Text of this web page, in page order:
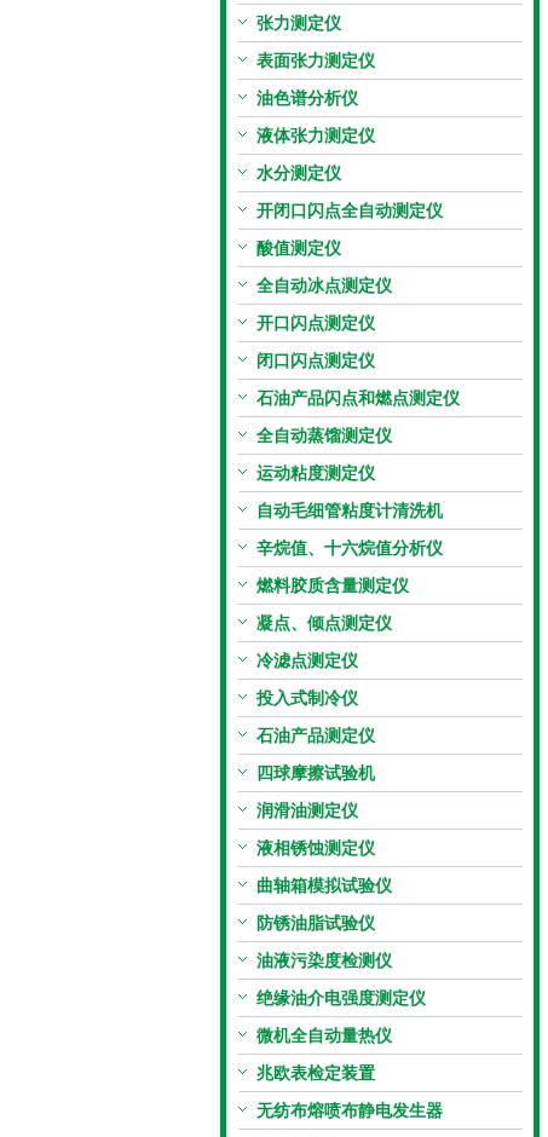
张力测定仪
表面张力测定仪
油色谱分析仪
液体张力测定仪
水分测定仪
开闭口闪点全自动测定仪
酸值测定仪
全自动冰点测定仪
开口闪点测定仪
闭口闪点测定仪
石油产品闪点和燃点测定仪
全自动蒸馏测定仪
运动粘度测定仪
自动毛细管粘度计清洗机
辛烷值、十六烷值分析仪
燃料胶质含量测定仪
凝点、倾点测定仪
冷滤点测定仪
投入式制冷仪
石油产品测定仪
四球摩擦试验机
润滑油测定仪
液相锈蚀测定仪
曲轴箱模拟试验仪
防锈油脂试验仪
油液污染度检测仪
绝缘油介电强度测定仪
微机全自动量热仪
兆欧表检定装置
无纺布熔喷布静电发生器